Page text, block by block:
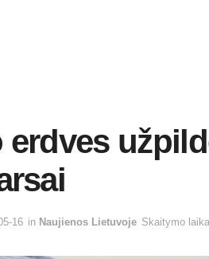
erdves
16 in Naujienos Lietuvoje Skaitymo